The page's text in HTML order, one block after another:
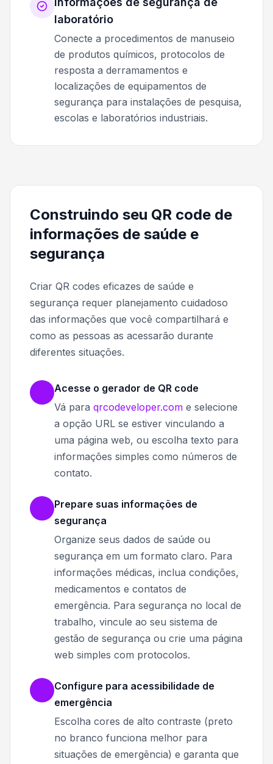
laboratório
Conecte a procedimentos de manuseio
de produtos químicos, protocolos de
resposta a derramamentos e
localizações de equipamentos de
segurança para instalações de pesquisa,
escolas e laboratórios industriais.
Construindo seu QR code de
informações de saúde e
segurança
Criar QR codes eficazes de saúde e
segurança requer planejamento cuidadoso
das informações que você compartilhará e
como as pessoas as acessarão durante
diferentes situações.
Acesse o gerador de QR code
Vá para qrcodeveloper.com e selecione
a opção URL se estiver vinculando a
uma página web, ou escolha texto para
informações simples como números de
contato.
Prepare suas informações de
segurança
Organize seus dados de saúde ou
segurança em um formato claro. Para
informações médicas, inclua condições,
medicamentos e contatos de
emergência. Para segurança no local de
trabalho, vincule ao seu sistema de
gestão de segurança ou crie uma página
web simples com protocolos.
Configure para acessibilidade de
emergência
Escolha cores de alto contraste (preto
no branco funciona melhor para
situações de emergência) e garanta que